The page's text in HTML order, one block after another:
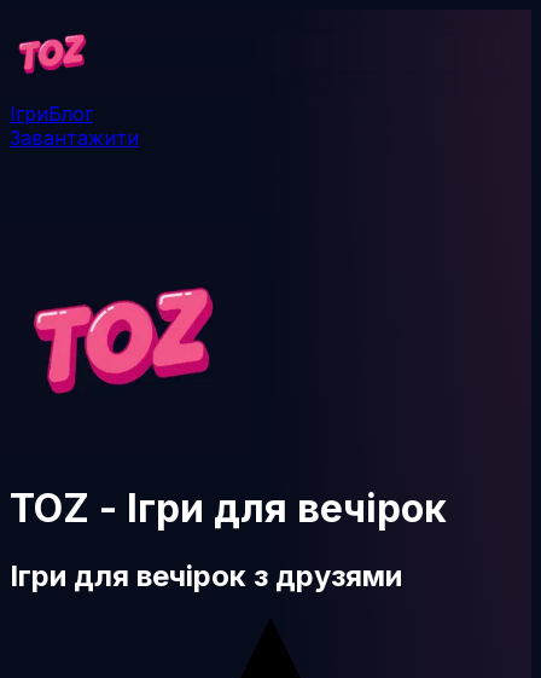
ІгриБлог
Завантажити
TOZ - Ігри для вечірок
Ігри для вечірок з друзями